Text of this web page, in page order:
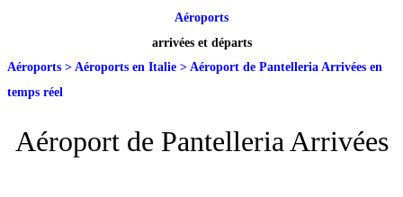
Aéroports
arrivées et départs
Aéroports > Aéroports en Italie > Aéroport de Pantelleria Arrivées en
temps réel
Aéroport de Pantelleria Arrivées